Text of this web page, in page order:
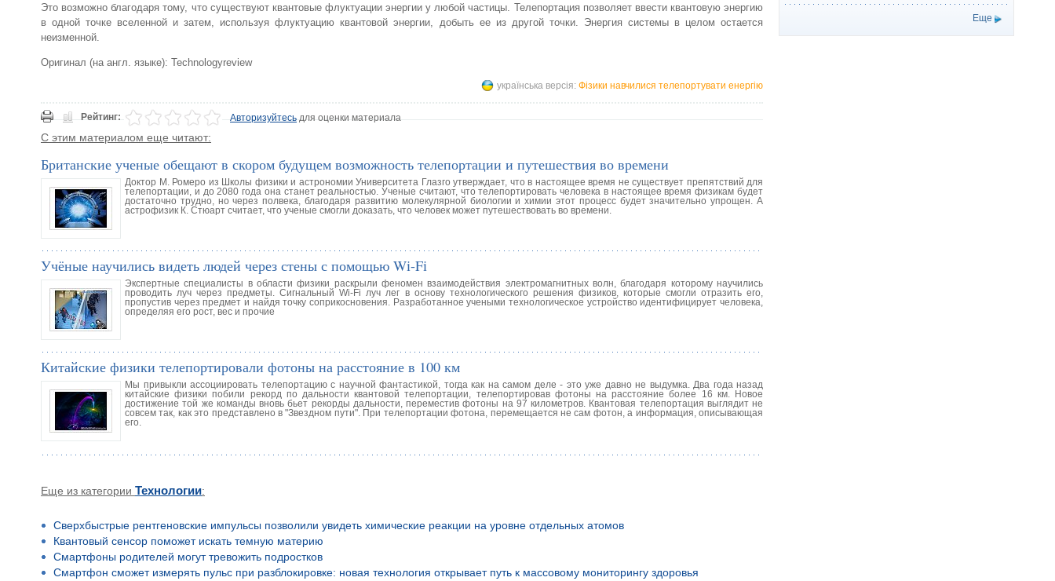
Это возможно благодаря тому, что существуют квантовые флуктуации энергии у любой частицы. Телепортация позволяет ввести квантовую энергию
в одной точке вселенной и затем, используя флуктуацию квантовой энергии, добыть ее из другой точки. Энергия системы в целом остается
неизменной.
Оригинал (на англ. языке): Technologyreview
українська версія: Фізики навчилися телепортувати енергію
Рейтинг: Авторизуйтесьдля оценки материала
С этим материалом еще читают:
Британские ученые обещают в скором будущем возможность телепортации и путешествия во времени
Доктор М. Ромеро из Школы физики и астрономии Университета Глазго утверждает, что в настоящее время не существует препятствий для
телепортации, и до 2080 года она станет реальностью. Ученые считают, что телепортировать человека в настоящее время физикам будет
достаточно трудно, но через полвека, благодаря развитию молекулярной биологии и химии этот процесс будет значительно упрощен. А
астрофизик К. Стюарт считает, что ученые смогли доказать, что человек может путешествовать во времени.
Учёные научились видеть людей через стены с помощью Wi-Fi
Экспертные специалисты в области физики раскрыли феномен взаимодействия электромагнитных волн, благодаря которому научились
проводить луч через предметы. Сигнальный Wi-Fi луч лег в основу технологического решения физиков, которые смогли отразить его,
пропустив через предмет и найдя точку соприкосновения. Разработанное учеными технологическое устройство идентифицирует человека,
определяя его рост, вес и прочие
Китайские физики телепортировали фотоны на расстояние в 100 км
Мы привыкли ассоциировать телепортацию с научной фантастикой, тогда как на самом деле - это уже давно не выдумка. Два года назад
китайские физики побили рекорд по дальности квантовой телепортации, телепортировав фотоны на расстояние более 16 км. Новое
достижение той же команды вновь бьет рекорды дальности, переместив фотоны на 97 километров. Квантовая телепортация выглядит не
совсем так, как это представлено в "Звездном пути". При телепортации фотона, перемещается не сам фотон, а информация, описывающая
его.
Еще из категории Технологии:
Сверхбыстрые рентгеновские импульсы позволили увидеть химические реакции на уровне отдельных атомов
Квантовый сенсор поможет искать темную материю
Смартфоны родителей могут тревожить подростков
Смартфон сможет измерять пульс при разблокировке: новая технология открывает путь к массовому мониторингу здоровья
Еще